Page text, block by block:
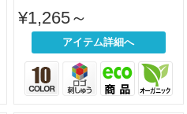
¥1,265～
アイテム詳細へ